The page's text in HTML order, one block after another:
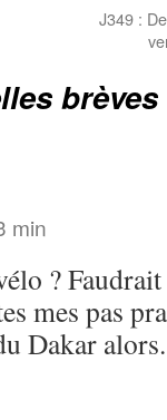
J349 :
min
?
mes pas
Dakar alors.